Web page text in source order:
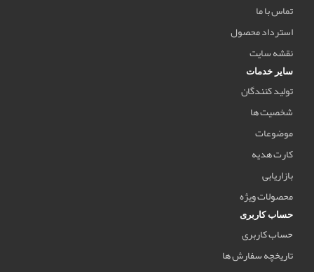
تماس با ما
استرداد محصول
نقشه سایت
سایر خدمات
تولید کنندگان
شخصیت ها
موضوعات
کارت هدیه
بازاریابی
محصولات ویژه
حساب کاربری
حساب کاربری
تاریخچه سفارش ها